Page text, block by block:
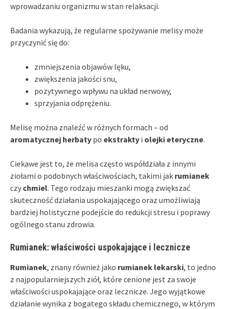
wprowadzaniu organizmu w stan relaksacji.
Badania wykazują, że regularne spożywanie melisy może
przyczynić się do:
zmniejszenia objawów lęku,
zwiększenia jakości snu,
pozytywnego wpływu na układ nerwowy,
sprzyjania odprężeniu.
Melisę można znaleźć w różnych formach – od
aromatycznej herbaty po ekstrakty i olejki eteryczne.
Ciekawe jest to, że melisa często współdziała z innymi
ziołami o podobnych właściwościach, takimi jak rumianek
czy chmiel. Tego rodzaju mieszanki mogą zwiększać
skuteczność działania uspokajającego oraz umożliwiają
bardziej holistyczne podejście do redukcji stresu i poprawy
ogólnego stanu zdrowia.
Rumianek: właściwości uspokajające i lecznicze
Rumianek, znany również jako rumianek lekarski, to jedno
z najpopularniejszych ziół, które cenione jest za swoje
właściwości uspokajające oraz lecznicze. Jego wyjątkowe
działanie wynika z bogatego składu chemicznego, w którym